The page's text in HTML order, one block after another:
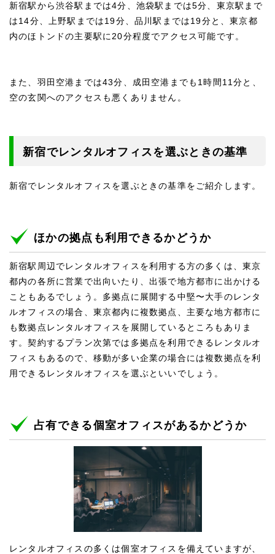
新宿駅から渋谷駅までは4分、池袋駅までは5分、東京駅まで
は14分、上野駅までは19分、品川駅までは19分と、東京都
内のほトンドの主要駅に20分程度でアクセス可能です。
また、羽田空港までは43分、成田空港までも1時間11分と、
空の玄関へのアクセスも悪くありません。
新宿でレンタルオフィスを選ぶときの基準
新宿でレンタルオフィスを選ぶときの基準をご紹介します。
ほかの拠点も利用できるかどうか
新宿駅周辺でレンタルオフィスを利用する方の多くは、東京
都内の各所に営業で出向いたり、出張で地方都市に出かける
こともあるでしょう。多拠点に展開する中堅〜大手のレンタ
ルオフィスの場合、東京都内に複数拠点、主要な地方都市に
も数拠点レンタルオフィスを展開しているところもありま
す。契約するプラン次第では多拠点を利用できるレンタルオ
フィスもあるので、移動が多い企業の場合には複数拠点を利
用できるレンタルオフィスを選ぶといいでしょう。
占有できる個室オフィスがあるかどうか
レンタルオフィスの多くは個室オフィスを備えていますが、